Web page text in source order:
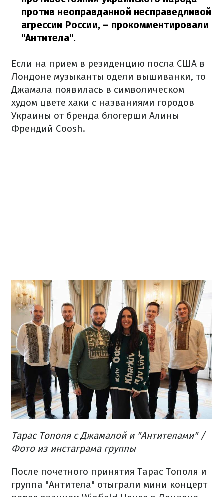
против неоправданной несправедливой
агрессии России, – прокомментировали
"Антитела".
Если на прием в резиденцию посла США в
Лондоне музыканты одели вышиванки, то
Джамала появилась в символическом
худом цвете хаки с названиями городов
Украины от бренда блогерши Алины
Френдий Coosh.
Тарас Тополя с Джамалой и "Антителами" /
Фото из инстаграма группы
После почетного принятия Тарас Тополя и
группа "Антитела" отыграли мини концерт